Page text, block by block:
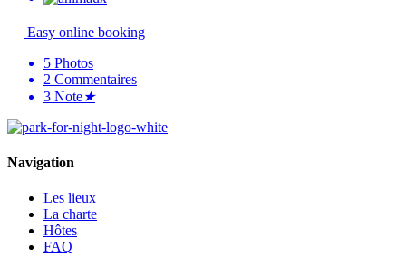
Easy online booking
5 Photos
2 Commentaires
3 Note★
Navigation
Les lieux
La charte
Hôtes
FAQ